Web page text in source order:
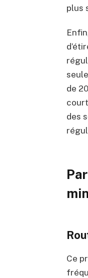
plus
de
des
Ce